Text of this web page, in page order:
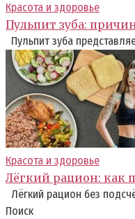
Красота и здоровье
Пульпит зуба:
Пульпит зуба
Красота и здоровье
Лёгкий рацион: как
Лёгкий рацион без
Поиск